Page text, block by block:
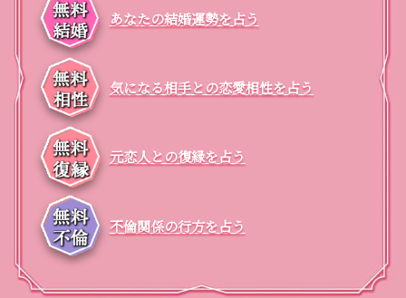
あなたの結婚運勢を占う
気になる相手との恋愛相性を占う
元恋人との復縁を占う
不倫関係の行方を占う